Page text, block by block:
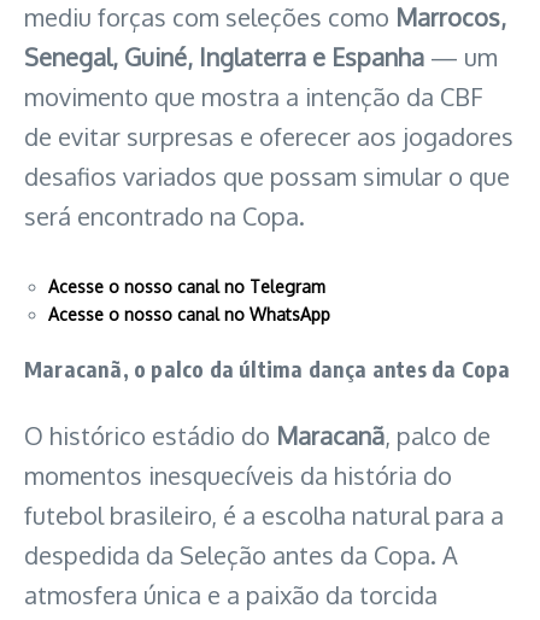
mediu forças com seleções como Marrocos,
Senegal, Guiné, Inglaterra e Espanha — um
movimento que mostra a intenção da CBF
de evitar surpresas e oferecer aos jogadores
desafios variados que possam simular o que
será encontrado na Copa.
Acesse o nosso canal no Telegram
Acesse o nosso canal no WhatsApp
Maracanã, o palco da última dança antes da Copa
O histórico estádio do Maracanã, palco de
momentos inesquecíveis da história do
futebol brasileiro, é a escolha natural para a
despedida da Seleção antes da Copa. A
atmosfera única e a paixão da torcida